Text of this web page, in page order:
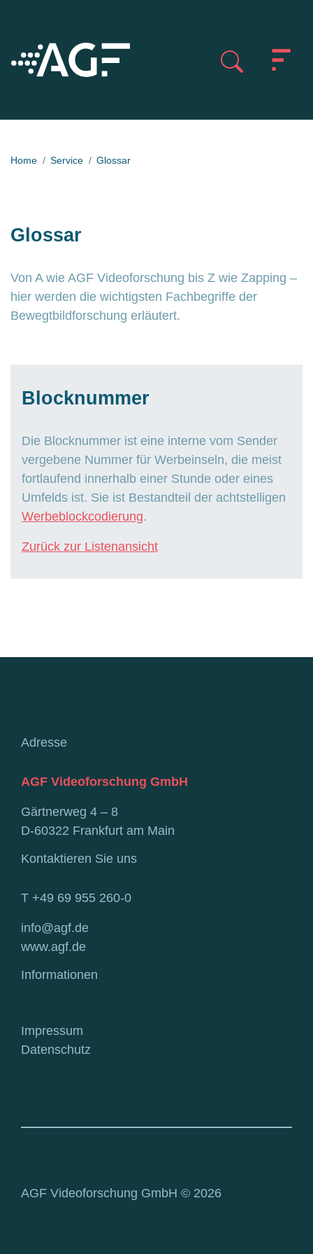
Home Service Glossar
Glossar
Von A wie AGF Videoforschung bis Z wie Zapping –
hier werden die wichtigsten Fachbegriffe der
Bewegtbildforschung erläutert.
Blocknummer
Die Blocknummer ist eine interne vom Sender
vergebene Nummer für Werbeinseln, die meist
fortlaufend innerhalb einer Stunde oder eines
Umfelds ist. Sie ist Bestandteil der achtstelligen
Werbeblockcodierung.
Zurück zur Listenansicht
Adresse
AGF Videoforschung GmbH
Gärtnerweg 4 – 8
D-60322 Frankfurt am Main
Kontaktieren Sie uns
T +49 69 955 260-0
info@agf.de
www.agf.de
Informationen
Impressum
Datenschutz
AGF Videoforschung GmbH © 2026